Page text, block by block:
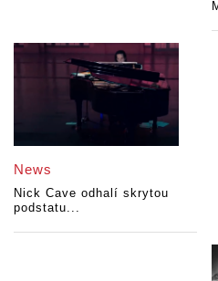
News
Nick Cave odhalí skrytou
podstatu...